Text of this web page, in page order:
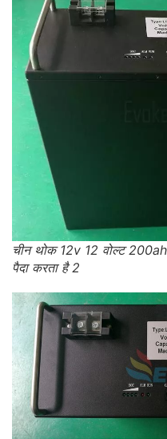
चीन थोक 12v 12 वोल्ट
पैदा करता है 2